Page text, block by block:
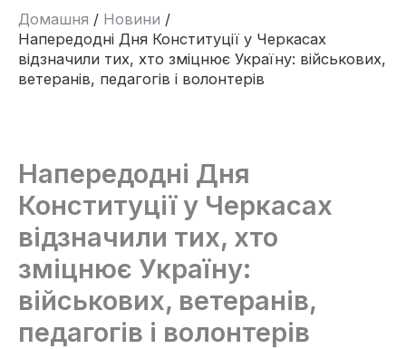
Домашня
Новини
Напередодні Дня Конституції у Черкасах
відзначили тих, хто зміцнює Україну: військових,
ветеранів, педагогів і волонтерів
Напередодні Дня
Конституції у Черкасах
відзначили тих, хто
зміцнює Україну:
військових, ветеранів,
педагогів і волонтерів